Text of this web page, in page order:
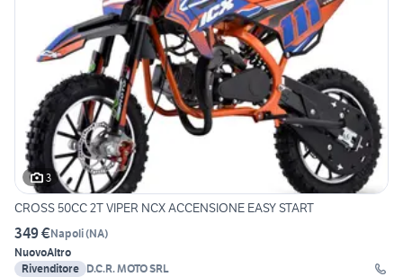
3
CROSS 50CC 2T VIPER NCX ACCENSIONE EASY START
349 €Napoli(NA)
NuovoAltro
Rivenditore D.C.R. MOTO SRL